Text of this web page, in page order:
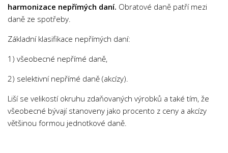
Cenová politika
Hospodářská politika
Komunikace
Logistika
Management
Marketing
Obchodní jednání
harmonizace nepřímých daní. Obratové daně patří mezi
daně ze spotřeby.
Základní klasifikace nepřímých daní:
1) všeobecné nepřímé daně,
2) selektivní nepřímé daně (akcízy).
Liší se velikostí okruhu zdaňovaných výrobků a také tím, že
všeobecné bývají stanoveny jako procento z ceny a akcízy
většinou formou jednotkové daně.